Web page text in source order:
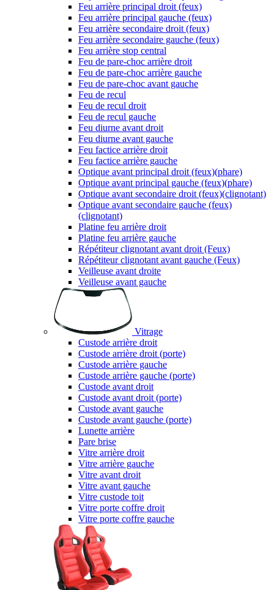
Feu arrière principal droit (feux)
Feu arrière principal gauche (feux)
Feu arrière secondaire droit (feux)
Feu arrière secondaire gauche (feux)
Feu arrière stop central
Feu de pare-choc arrière droit
Feu de pare-choc arrière gauche
Feu de pare-choc avant gauche
Feu de recul
Feu de recul droit
Feu de recul gauche
Feu diurne avant droit
Feu diurne avant gauche
Feu factice arrière droit
Feu factice arrière gauche
Optique avant principal droit (feux)(phare)
Optique avant principal gauche (feux)(phare)
Optique avant secondaire droit (feux)(clignotant)
Optique avant secondaire gauche (feux)
(clignotant)
Platine feu arrière droit
Platine feu arrière gauche
Répétiteur clignotant avant droit (Feux)
Répétiteur clignotant avant gauche (Feux)
Veilleuse avant droite
Veilleuse avant gauche
Vitrage
Custode arrière droit
Custode arrière droit (porte)
Custode arrière gauche
Custode arrière gauche (porte)
Custode avant droit
Custode avant droit (porte)
Custode avant gauche
Custode avant gauche (porte)
Lunette arrière
Pare brise
Vitre arrière droit
Vitre arrière gauche
Vitre avant droit
Vitre avant gauche
Vitre custode toit
Vitre porte coffre droit
Vitre porte coffre gauche